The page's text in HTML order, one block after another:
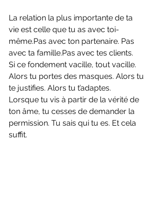
La relation la plus importante de ta
vie est celle que tu as avec toi-
même.Pas avec ton partenaire. Pas
avec ta famille.Pas avec tes clients.
Si ce fondement vacille, tout vacille.
Alors tu portes des masques. Alors tu
te justifies. Alors tu t’adaptes.
Lorsque tu vis à partir de la vérité de
ton âme, tu cesses de demander la
permission. Tu sais qui tu es. Et cela
suffit.